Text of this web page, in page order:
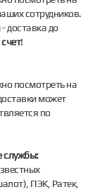
сотрудников.
доставка до
!
посмотреть на
может
по
службы:
ПЭК, Ратек,